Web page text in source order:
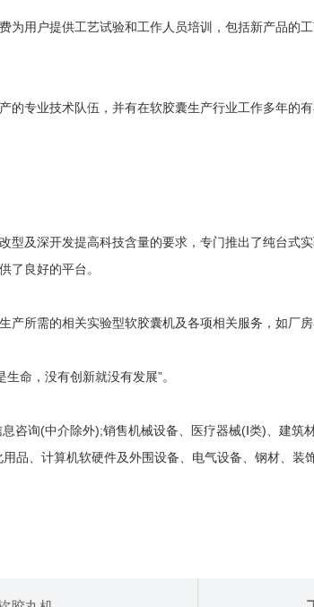
用户提供工艺试验和工作人员培训，包括新产品的
专业技术队伍，并有在软胶囊生产行业工作多年的
及深开发提高科技含量的要求，专门推出了纯台式
了良好的平台。
所需的相关实验型软胶囊机及各项相关服务，如厂房
命，没有创新就没有发展”。
询(中介除外);销售机械设备、医疗器械(Ⅰ类)、建筑
品、计算机软硬件及外围设备、电气设备、钢材、装